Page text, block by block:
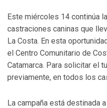
Este miércoles 14 continúa
castraciones caninas que
La Costa. En esta
el Centro Comunitario de
Catamarca. Para solicitar el
previamente, en todos los
La campaña está destinada